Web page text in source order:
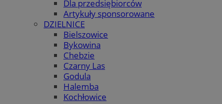
Dla przedsiębiorców
Artykuły sponsorowane
DZIELNICE
Bielszowice
Bykowina
Chebzie
Czarny Las
Godula
Halemba
Kochłowice